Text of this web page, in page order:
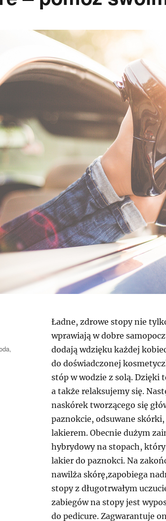
Ładne, zdrowe stopy nie
wprawiają w dobre
dodają wdzięku każdej
do doświadczonej
stóp w wodzie z solą. Dzięki
a także relaksujemy się.
naskórek tworzącego się
paznokcie, odsuwane
lakierem. Obecnie dużym
hybrydowy na stopach,
lakier do paznokci. Na
nawilża skórę,zapobiega
stopy z długotrwałym
zabiegów na stopy jest
do pedicure. Zagwarantuje
,